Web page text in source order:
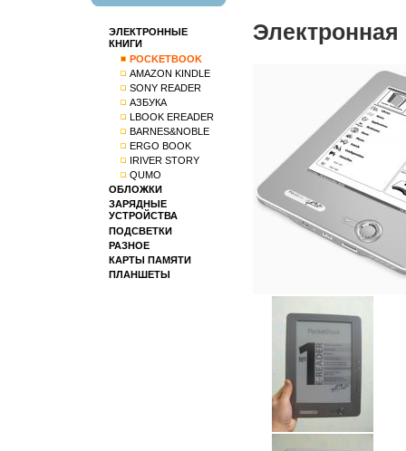
Электронная
ЭЛЕКТРОННЫЕ
КНИГИ
POCKETBOOK
AMAZON KINDLE
SONY READER
АЗБУКА
LBOOK EREADER
BARNES&NOBLE
ERGO BOOK
IRIVER STORY
QUMO
ОБЛОЖКИ
ЗАРЯДНЫЕ
УСТРОЙСТВА
ПОДСВЕТКИ
РАЗНОЕ
КАРТЫ ПАМЯТИ
ПЛАНШЕТЫ